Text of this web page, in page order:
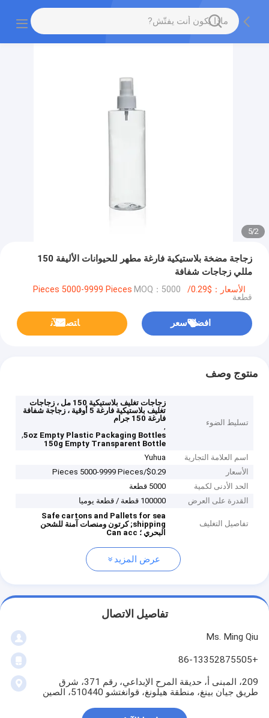
2
/
5
زجاجة مضخة بلاستيكية فارغة مطهر للحيوانات الأليفة 150
مللي زجاجات شفافة
الأسعار：$0.29/Pieces 5000-9999 Pieces MOQ：5000
قطعة
افضل سعر ﺎﺘﺼﻟ ﺍﻶﻧ
منتوج وصف
تسليط الضوء
زجاجات تغليف بلاستيكية 150 مل ، زجاجات
تغليف بلاستيكية فارغة 5 أوقية ، زجاجة شفافة
فارغة 150 جرام
,
5oz Empty Plastic Packaging Bottles
,
150g Empty Transparent Bottle
اسم العلامة التجارية
Yuhua
الأسعار
$0.29/Pieces 5000-9999 Pieces
الحد الأدنى لكمية
5000 قطعة
القدرة على العرض
100000 قطعة / قطعة يوميا
تفاصيل التغليف
Safe cartons and Pallets for sea
shipping; كرتون ومنصات آمنة للشحن
البحري ؛ Can acc
عرض المزيد
تفاصيل الاتصال
Ms. Ming Qiu
+86-13352875505
209، المبنى أ، حديقة المرح الإبداعي، رقم 371، شرق
طريق جيان بينغ، منطقة هيلونغ، قوانغتشو 510440، الصين